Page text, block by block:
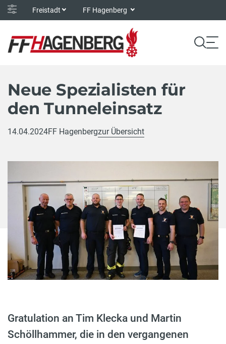
Freistadt FF Hagenberg
Neue Spezialisten für
den Tunneleinsatz
14.04.2024FF Hagenbergzur Übersicht
Gratulation an Tim Klecka und Martin
Schöllhammer, die in den vergangenen